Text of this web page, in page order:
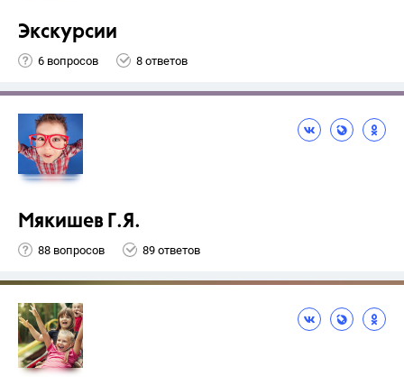
Экскурсии
6 вопросов 8 ответов
Мякишев Г.Я.
88 вопросов 89 ответов